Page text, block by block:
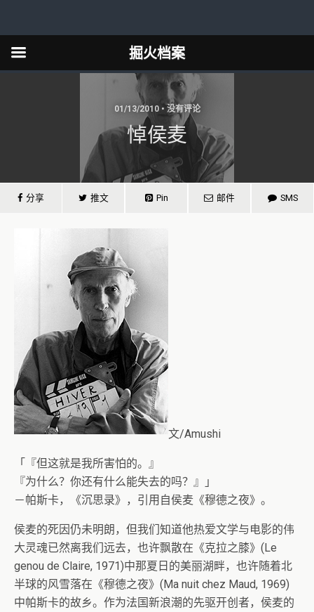
01/13/2010 • 没有评论
悼侯麦
分享 推文 Pin 邮件 SMS
文/Amushi
「『但这就是我所害怕的。』
『为什么？你还有什么能失去的吗？』」
－帕斯卡，《沉思录》，引用自侯麦《穆德之夜》。
侯麦的死因仍未明朗，但我们知道他热爱文学与电影的伟
大灵魂已然离我们远去，也许飘散在《克拉之膝》(Le
genou de Claire, 1971)中那夏日的美丽湖畔，也许随着北
半球的风雪落在《穆德之夜》(Ma nuit chez Maud, 1969)
中帕斯卡的故乡。作为法国新浪潮的先驱开创者，侯麦的
掘火档案